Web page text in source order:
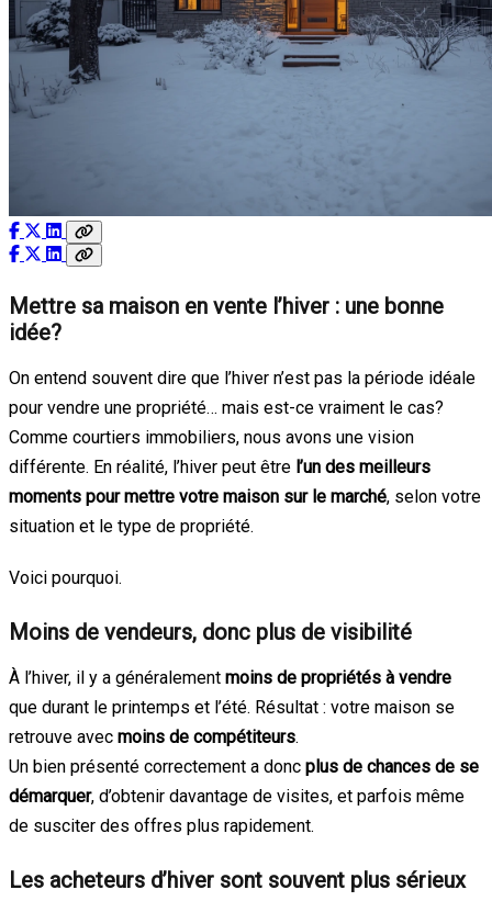
Mettre sa maison en vente l’hiver : une bonne
idée?
On entend souvent dire que l’hiver n’est pas la période idéale
pour vendre une propriété… mais est-ce vraiment le cas?
Comme courtiers immobiliers, nous avons une vision
différente. En réalité, l’hiver peut être l’un des meilleurs
moments pour mettre votre maison sur le marché, selon votre
situation et le type de propriété.
Voici pourquoi.
Moins de vendeurs, donc plus de visibilité
À l’hiver, il y a généralement moins de propriétés à vendre
que durant le printemps et l’été. Résultat : votre maison se
retrouve avec moins de compétiteurs.
Un bien présenté correctement a donc plus de chances de se
démarquer, d’obtenir davantage de visites, et parfois même
de susciter des offres plus rapidement.
Les acheteurs d’hiver sont souvent plus sérieux